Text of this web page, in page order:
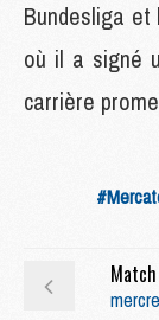
Bundesliga et
où il a signé
carrière